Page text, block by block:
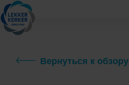
Вернуться к обзору